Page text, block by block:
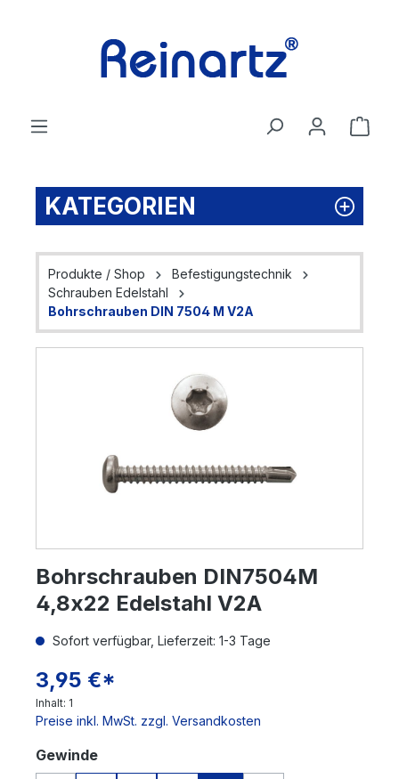
KATEGORIEN
Produkte / Shop
Befestigungstechnik
Schrauben Edelstahl
Bohrschrauben DIN 7504 M V2A
Bohrschrauben DIN7504M
4,8x22 Edelstahl V2A
Sofort verfügbar, Lieferzeit: 1-3 Tage
3,95 €*
Inhalt: 1
Preise inkl. MwSt. zzgl. Versandkosten
Gewindeauswählen